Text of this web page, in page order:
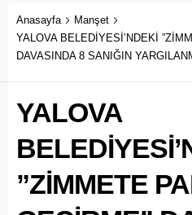
Anasayfa
Manşet
YALOVA BELEDİYESİ’NDEKİ
DAVASINDA 8 SANIĞIN
YALOVA
”ZİMMETE